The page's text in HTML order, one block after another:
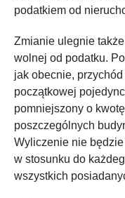
podatkiem od
Zmianie ulegnie
wolnej od podatku.
jak obecnie,
początkowej
pomniejszony o
poszczególnych
Wyliczenie nie
w stosunku do
wszystkich